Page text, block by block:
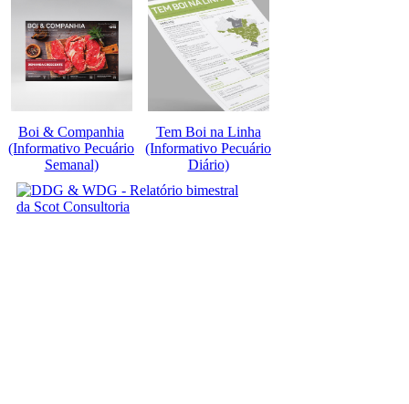
Boi & Companhia
(Informativo Pecuário
Semanal)
Tem Boi na Linha
(Informativo Pecuário
Diário)